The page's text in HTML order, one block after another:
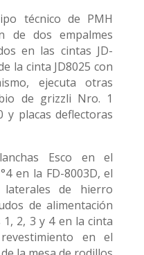
técnico de PMH
de dos empalmes
en las cintas JD-
la cinta JD8025 con
ejecuta otras
de grizzli Nro. 1
y placas deflectoras
Esco en el
en la FD-8003D, el
de hierro
de alimentación
2, 3 y 4 en la cinta
en el